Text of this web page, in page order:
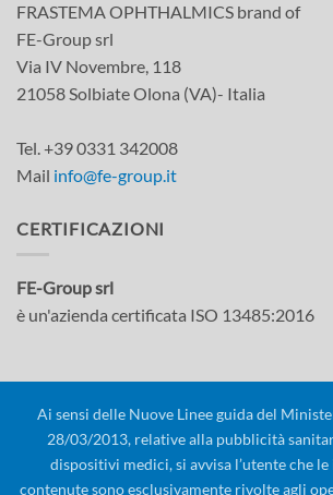
FRASTEMA OPHTHALMICS brand of
FE-Group srl
Via IV Novembre, 118
21058 Solbiate Olona (VA)- Italia
Tel. +39 0331 342008
Mail info@fe-group.it
CERTIFICAZIONI
FE-Group srl
è un'azienda certificata ISO 13485:2016
Ai sensi delle Nuove Linee guida del
28/03/2013, relative alla pubblicità
dispositivi medici, si avvisa l’utente che
contenute sono esclusivamente rivolte agli